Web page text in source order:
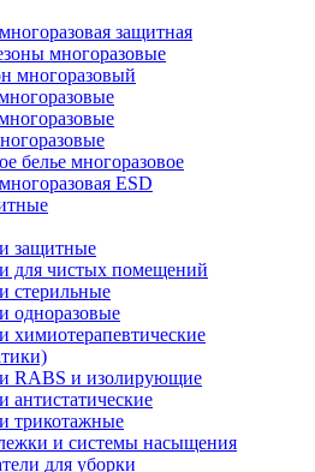
защитная
многоразовые
многоразовый
белье многоразовое
ESD
защитные
для чистых помещений
стерильные
одноразовые
химиотерапевтические
RABS и изолирующие
антистатические
трикотажные
и системы насыщения
для уборки